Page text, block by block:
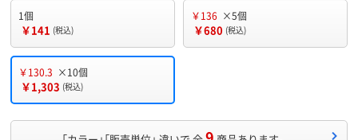
1個
￥141 (税込)
￥136 ×5個
￥680 (税込)
￥130.3 ×10個
￥1,303 (税込)